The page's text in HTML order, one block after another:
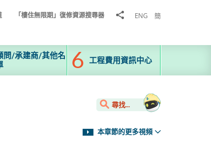
「樓住無限期」復修資源搜尋器
分
ENG 簡
問/承建商/其他名
工程費用資訊中心
尋找...
本章節的更多視頻